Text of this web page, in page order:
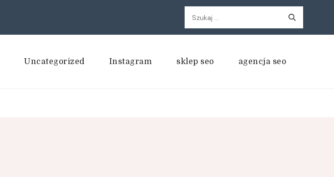
Szukaj:
Uncategorized Instagram sklep seo agencja seo